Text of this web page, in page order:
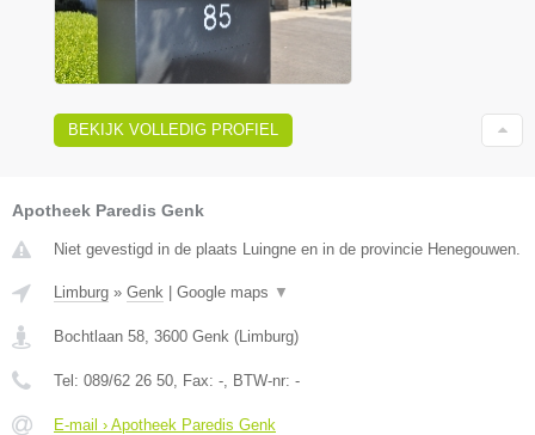
BEKIJK VOLLEDIG PROFIEL
Apotheek Paredis Genk
Niet gevestigd in de plaats Luingne en in de provincie Henegouwen.
Limburg » Genk | Google maps ▼
Bochtlaan 58 3600 Genk (Limburg)
Tel: 089/62 26 50 , Fax: - , BTW-nr: -
E-mail › Apotheek Paredis Genk